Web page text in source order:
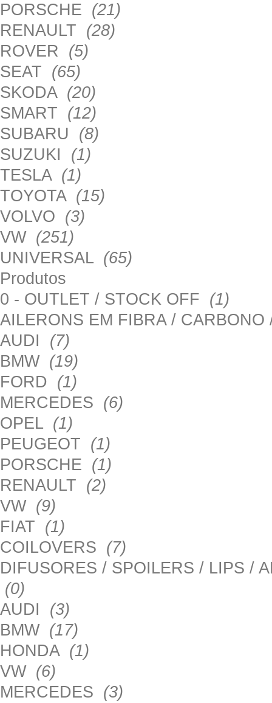
PORSCHE (21)
RENAULT (28)
ROVER (5)
SEAT (65)
SKODA (20)
SMART (12)
SUBARU (8)
SUZUKI (1)
TESLA (1)
TOYOTA (15)
VOLVO (3)
VW (251)
UNIVERSAL (65)
Produtos
0 - OUTLET / STOCK OFF (1)
AILERONS EM FIBRA /
AUDI (7)
BMW (19)
FORD (1)
MERCEDES (6)
OPEL (1)
PEUGEOT (1)
PORSCHE (1)
RENAULT (2)
VW (9)
FIAT (1)
COILOVERS (7)
DIFUSORES / SPOILERS / LIPS /
(0)
AUDI (3)
BMW (17)
HONDA (1)
VW (6)
MERCEDES (3)